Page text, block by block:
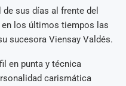
sus días al frente del
en los últimos tiempos las
sucesora Viensay Valdés.
en punta y técnica
carismática